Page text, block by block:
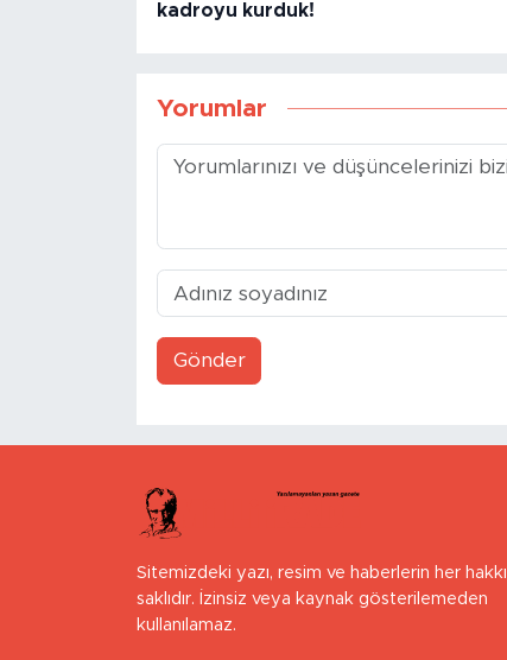
kadroyu kurduk!
Yorumlar
Gönder
Sitemizdeki yazı, resim ve haberlerin her hakkı
saklıdır. İzinsiz veya kaynak gösterilemeden
kullanılamaz.